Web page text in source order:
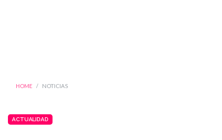
HOME NOTICIAS
ACTUALIDAD